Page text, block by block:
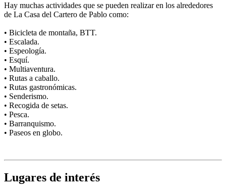
Hay muchas actividades que se pueden realizar en los alrededores
de La Casa del Cartero de Pablo como:
• Bicicleta de montaña, BTT.
• Escalada.
• Espeología.
• Esquí.
• Multiaventura.
• Rutas a caballo.
• Rutas gastronómicas.
• Senderismo.
• Recogida de setas.
• Pesca.
• Barranquismo.
• Paseos en globo.
Lugares de interés